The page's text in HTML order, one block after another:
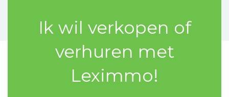
Ik wil verkopen of
verhuren met
Leximmo!